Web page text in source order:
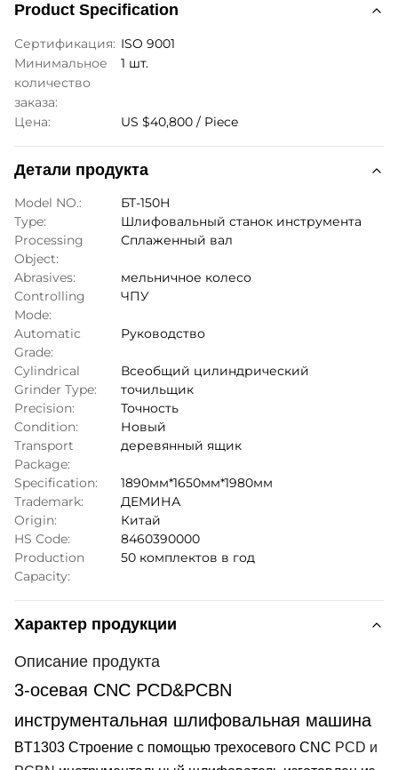
Product Specification
Сертификация: ISO 9001
Минимальное
количество
заказа:
1 шт.
Цена: US $40,800 / Piece
Детали продукта
Model NO.:
БТ-150Н
Type:
Шлифовальный станок инструмента
Processing
Object:
Сплаженный вал
Abrasives:
мельничное колесо
Controlling
Mode:
ЧПУ
Automatic
Grade:
Руководство
Cylindrical
Grinder Type:
Всеобщий цилиндрический
точильщик
Precision:
Точность
Condition:
Новый
Transport
Package:
деревянный ящик
Specification:
1890мм*1650мм*1980мм
Trademark:
ДЕМИНА
Origin:
Китай
HS Code:
8460390000
Production
Capacity:
50 комплектов в год
Характер продукции
Описание продукта
3-осевая CNC PCD&PCBN
инструментальная шлифовальная машина
BT1303 Строение с помощью трехосевого CNC PCD и